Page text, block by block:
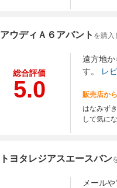
アウディＡ６アバント を購入
総合評価
5.0
遠方地
す。
レ
販売店か
はなみず
して気に
トヨタレジアスエースバン
メール